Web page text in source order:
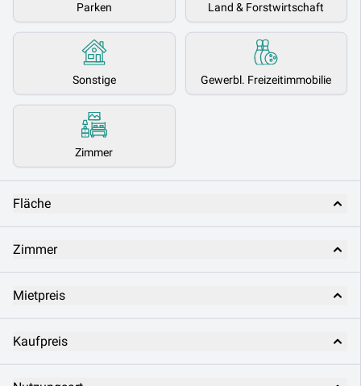
Parken Land & Forstwirtschaft
Sonstige Gewerbl. Freizeitimmobilie
Zimmer
Fläche
Zimmer
Mietpreis
Kaufpreis